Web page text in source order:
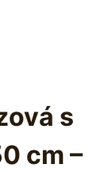
s
cm –